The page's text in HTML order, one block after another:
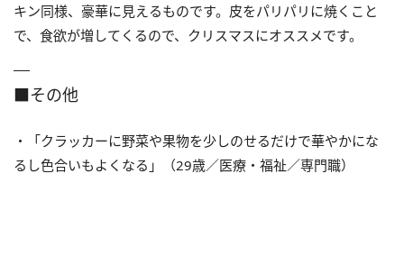
キン同様、豪華に見えるものです。皮をパリパリに焼くこと
で、食欲が増してくるので、クリスマスにオススメです。
■その他
・「クラッカーに野菜や果物を少しのせるだけで華やかにな
るし色合いもよくなる」（29歳／医療・福祉／専門職）